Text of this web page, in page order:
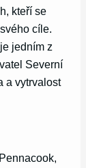
kteří se
cíle.
jedním z
Severní
a vytrvalost